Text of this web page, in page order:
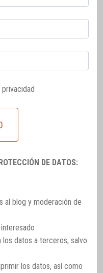
DE DATOS:
al blog y moderación de
los datos a terceros, salvo
los datos, así como